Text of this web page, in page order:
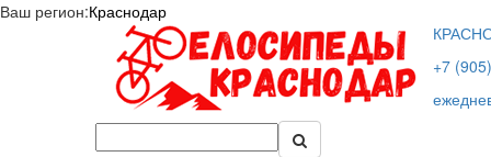
Ваш регион:Краснодар
+7